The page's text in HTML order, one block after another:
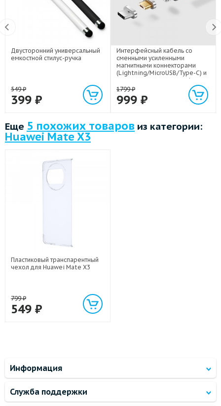
Двусторонний универсальный
емкостной стилус-ручка
549₽
399 ₽
Интерфейсный кабель со
сменными усиленными
магнитными коннекторами
(Lightning/MicroUSB/Type-C) и
световым индикатором 1м
1799₽
999 ₽
Еще 5 похожих товаров из категории:
Huawei Mate X3
Пластиковый транспарентный
чехол для Huawei Mate X3
799₽
549 ₽
Информация
Служба поддержки